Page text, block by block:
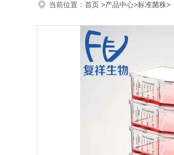
当前位置： 首页 >产品中心>标准菌株>